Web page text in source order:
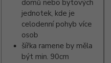
jednotek, kde je
celodenní pohyb více
osob
šířka ramene by měla
být min. 90cm